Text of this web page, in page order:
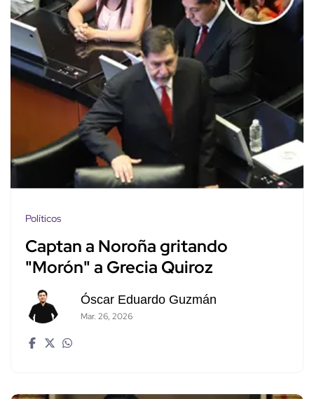
Políticos
Captan a Noroña gritando
"Morón" a Grecia Quiroz
Óscar Eduardo Guzmán
Mar. 26, 2026